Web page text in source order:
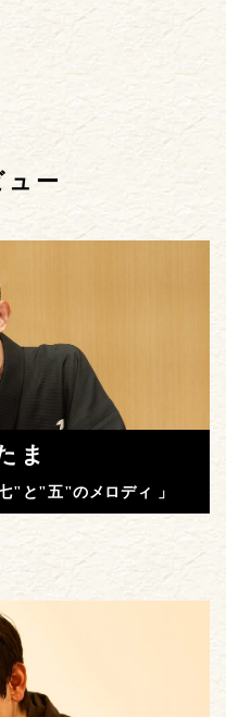
ー
ま
"と"五"のメロディ 」